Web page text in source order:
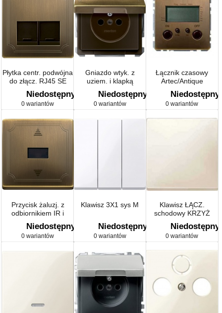
Płytka centr. podwójna
do złącz. RJ45 SE
Artec/Antique
Niedostępny
0 wariantów
Gniazdo wtyk. z
uziem. i klapką
Artec/Antique
Niedostępny
0 wariantów
Łącznik czasowy
Artec/Antique
Niedostępny
0 wariantów
Przycisk żaluzj. z
odbiornikiem IR i
przyłącz. czujn.,
mosiądz, Artec/Antique
Niedostępny
0 wariantów
Klawisz 3X1 sys M
Niedostępny
0 wariantów
Klawisz ŁĄCZ.
schodowy KRZYŻ
Niedostępny
0 wariantów